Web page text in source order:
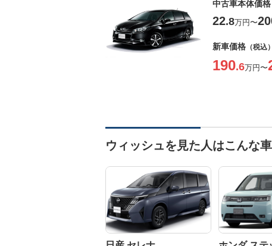
中古車本体価格
22.8万円〜
新車価格 （税込）
190.6万円〜
ウィッシュを見た人はこんな